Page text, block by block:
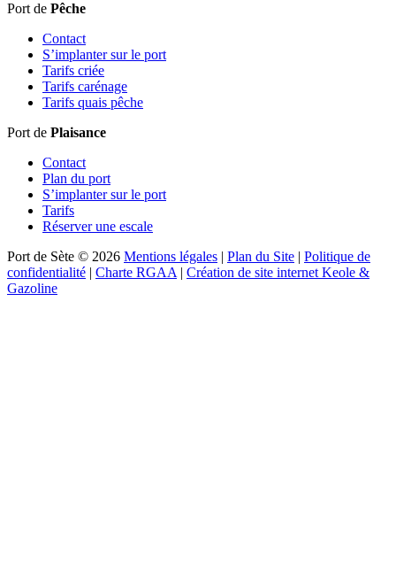
Port de Pêche
Contact
S’implanter sur le port
Tarifs criée
Tarifs carénage
Tarifs quais pêche
Port de Plaisance
Contact
Plan du port
S’implanter sur le port
Tarifs
Réserver une escale
Port de Sète © 2026 Mentions légales | Plan du Site | Politique de
confidentialité | Charte RGAA | Création de site internet Keole &
Gazoline